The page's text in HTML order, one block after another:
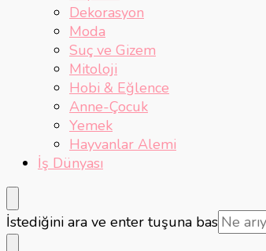
Dekorasyon
Moda
Suç ve Gizem
Mitoloji
Hobi & Eğlence
Anne-Çocuk
Yemek
Hayvanlar Alemi
İş Dünyası
Bir
şey
İstediğini ara ve enter tuşuna bas